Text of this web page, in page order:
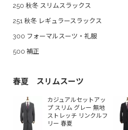
250 秋冬 スリムスラックス
251 秋冬 レギュラースラックス
300 フォーマルスーツ・礼服
500 補正
春夏 スリムスーツ
カジュアルセットアッ
プ スリム グレー 無地
ストレッチ リンクルフ
リー 春夏